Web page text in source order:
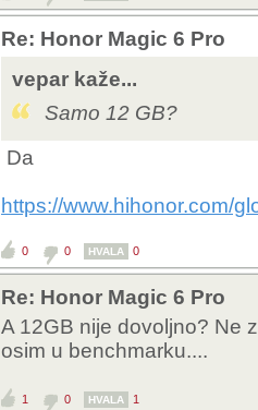
Re: Honor Magic 6 Pro
vepar kaže...
Samo 12 GB?
Da
https://www.hihonor.com/
0 0 HVALA 0
Re: Honor Magic 6 Pro
A 12GB nije dovoljno? Ne
osim u benchmarku....
1 0 HVALA 1